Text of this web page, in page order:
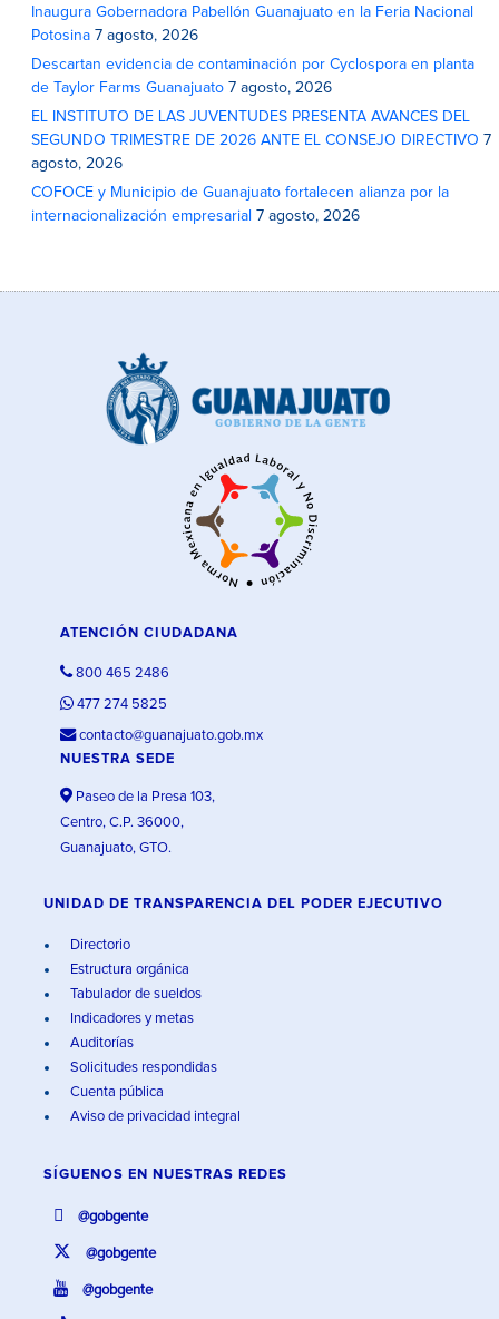
Inaugura Gobernadora Pabellón Guanajuato en la Feria Nacional
Potosina 7 agosto, 2026
Descartan evidencia de contaminación por Cyclospora en planta
de Taylor Farms Guanajuato 7 agosto, 2026
EL INSTITUTO DE LAS JUVENTUDES PRESENTA AVANCES DEL
SEGUNDO TRIMESTRE DE 2026 ANTE EL CONSEJO DIRECTIVO 7
agosto, 2026
COFOCE y Municipio de Guanajuato fortalecen alianza por la
internacionalización empresarial 7 agosto, 2026
ATENCIÓN CIUDADANA
800 465 2486
477 274 5825
contacto@guanajuato.gob.mx
NUESTRA SEDE
Paseo de la Presa 103,
Centro, C.P. 36000,
Guanajuato, GTO.
UNIDAD DE TRANSPARENCIA DEL PODER EJECUTIVO
Directorio
Estructura orgánica
Tabulador de sueldos
Indicadores y metas
Auditorías
Solicitudes respondidas
Cuenta pública
Aviso de privacidad integral
SÍGUENOS EN NUESTRAS REDES
@gobgente
@gobgente
@gobgente